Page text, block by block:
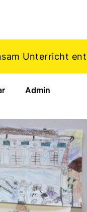
Unterricht
Admin